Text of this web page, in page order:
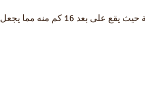
ويعتبر مطار الصويرة موكادور المطار الأقرب لمكان الإقامة حيث يقع على بعد 16 كم منه مما يجعل